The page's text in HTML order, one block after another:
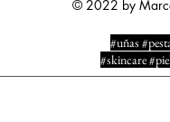
© 2022 by
#uñas
#skincare